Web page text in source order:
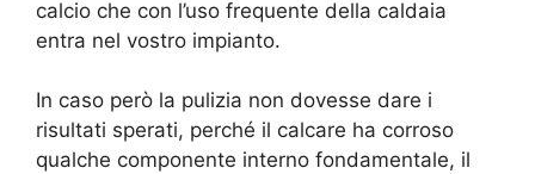
calcio che con l’uso frequente della caldaia
entra nel vostro impianto.
In caso però la pulizia non dovesse dare i
risultati sperati, perché il calcare ha corroso
qualche componente interno fondamentale, il